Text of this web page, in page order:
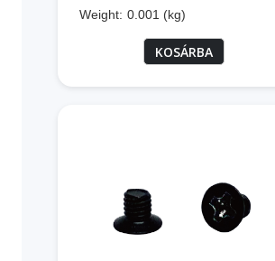
Weight: 0.001 (kg)
KOSÁRBA